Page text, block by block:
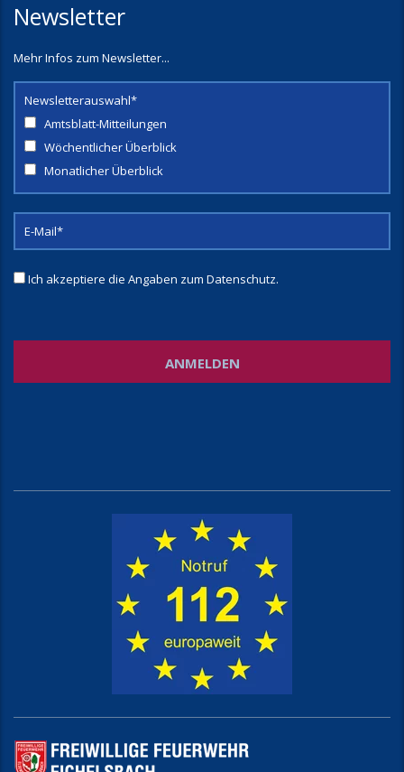
Newsletter
Mehr Infos zum Newsletter...
Newsletterauswahl*
Amtsblatt-Mitteilungen
Wöchentlicher Überblick
Monatlicher Überblick
Ich akzeptiere die Angaben zum Datenschutz.